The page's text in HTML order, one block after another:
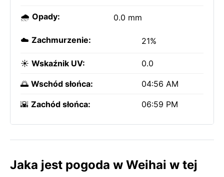
🌧️ Opady: 0.0 mm
☁️ Zachmurzenie: 21%
☀️ Wskaźnik UV: 0.0
🌅 Wschód słońca: 04:56 AM
🌇 Zachód słońca: 06:59 PM
Jaka jest pogoda w Weihai w tej